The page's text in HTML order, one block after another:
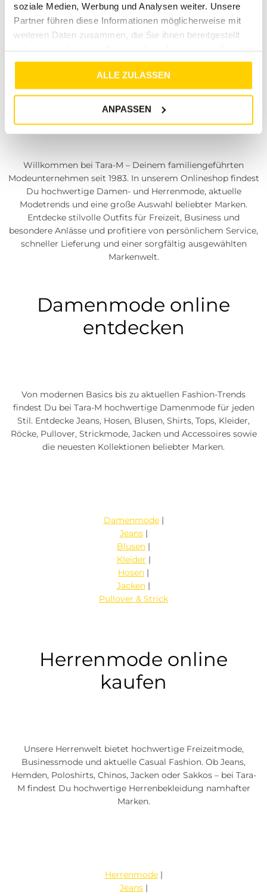
soziale Medien, Werbung und Analysen weiter. Unsere
Partner führen diese Informationen möglicherweise mit
weiteren Daten zusammen, die Sie ihnen bereitgestellt
gesammelt haben.
ALLE ZULASSEN
ANPASSEN
für hochwertige Damen-
und Herrenmode
Willkommen bei Tara-M – Deinem familiengeführten
Modeunternehmen seit 1983. In unserem Onlineshop findest
Du hochwertige Damen- und Herrenmode, aktuelle
Modetrends und eine große Auswahl beliebter Marken.
Entdecke stilvolle Outfits für Freizeit, Business und
besondere Anlässe und profitiere von persönlichem Service,
schneller Lieferung und einer sorgfältig ausgewählten
Markenwelt.
Damenmode online
entdecken
Von modernen Basics bis zu aktuellen Fashion-Trends
findest Du bei Tara-M hochwertige Damenmode für jeden
Stil. Entdecke Jeans, Hosen, Blusen, Shirts, Tops, Kleider,
Röcke, Pullover, Strickmode, Jacken und Accessoires sowie
die neuesten Kollektionen beliebter Marken.
Damenmode|
Jeans|
Blusen |
Kleider |
Hosen |
Jacken |
Pullover & Strick
Herrenmode online
kaufen
Unsere Herrenwelt bietet hochwertige Freizeitmode,
Businessmode und aktuelle Casual Fashion. Ob Jeans,
Hemden, Poloshirts, Chinos, Jacken oder Sakkos – bei Tara-
M findest Du hochwertige Herrenbekleidung namhafter
Marken.
Herrenmode|
Jeans|